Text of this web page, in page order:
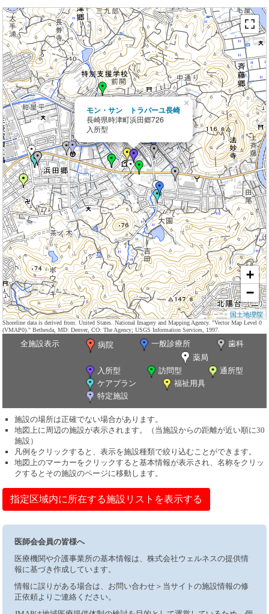
モン・サン トラバーユ長崎
長崎県時津町浜田郷726
入所型
×
+
−
国土地理院
Shoreline data is derived from: United States. National Imagery and Mapping Agency. "Vector Map Level 0
(VMAP0)." Bethesda, MD: Denver, CO: The Agency; USGS Information Services, 1997.
全施設表示 病院 一般診療所
歯科
薬局
入所型
訪問型
通所型
ケアプラン
福祉用具
特定施設
施設の場所は正確でない場合があります。
地図上に周辺の施設が表示されます。（当施設からの距離が近い順に30
施設）
凡例をクリックすると、表示を施設種類で絞り込むことができます。
地図上のマーカーをクリックすると基本情報が表示され、名称をクリッ
クするとその施設のページに移動します。
指定区域内に所在する施設リストを表示する
医師会会員の皆様へ
医療機関や介護事業所の基本情報は、株式会社ウェルネスの提供情
報に基づき作成しています。
情報に誤りがある場合は、お問い合わせ＞当サイトの施設情報の修
正依頼よりご連絡ください。